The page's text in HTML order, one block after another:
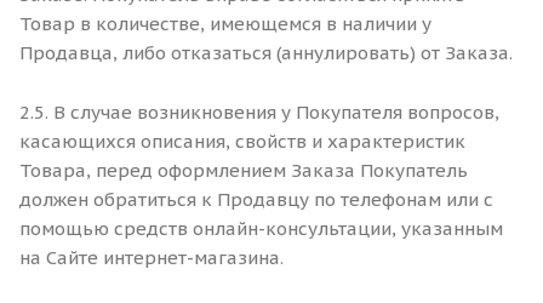
Товар в количестве, имеющемся в наличии у
Продавца, либо отказаться (аннулировать) от Заказа.
2.5. В случае возникновения у Покупателя вопросов,
касающихся описания, свойств и характеристик
Товара, перед оформлением Заказа Покупатель
должен обратиться к Продавцу по телефонам или с
помощью средств онлайн-консультации, указанным
на Сайте интернет-магазина.